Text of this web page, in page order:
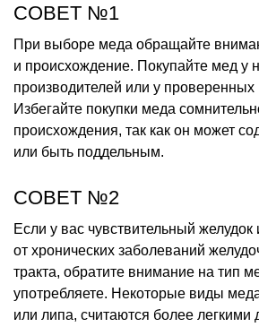
СОВЕТ №1
При выборе меда обращайте
и происхождение. Покупайте мед у
производителей или у проверенных
Избегайте покупки меда
происхождения, так как он может
или быть поддельным.
СОВЕТ №2
Если у вас чувствительный
от хронических заболеваний
тракта, обратите внимание на тип
употребляете. Некоторые виды
или липа, считаются более